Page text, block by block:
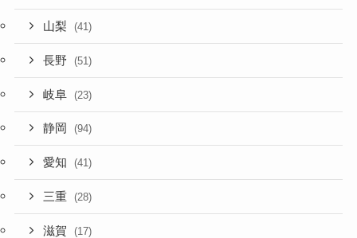
山梨 (41)
長野 (51)
岐阜 (23)
静岡 (94)
愛知 (41)
三重 (28)
滋賀 (17)